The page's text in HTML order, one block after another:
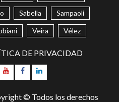
Sabella Sampaoli
Veira Vélez
DE PRIVACIDAD
YoutubeFacebookLinkedIn
© Todos los derechos